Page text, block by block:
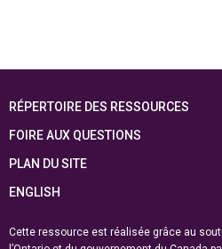
RÉPERTOIRE DES RESSOURCES
FOIRE AUX QUESTIONS
PLAN DU SITE
ENGLISH
Cette ressource est réalisée grâce au